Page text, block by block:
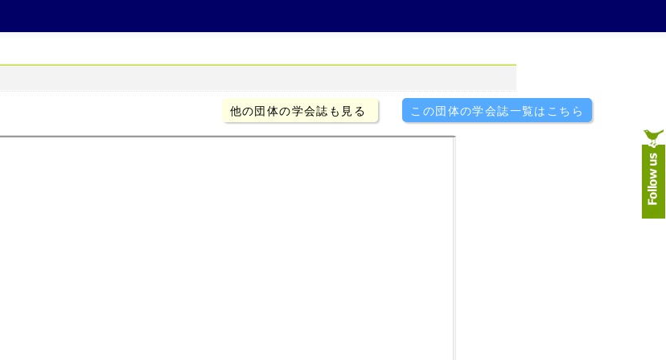
他の団体の学会誌も見る この団体の学会誌一覧はこちら